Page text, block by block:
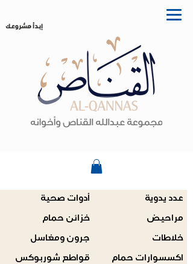
إبدأ مشروعك
أدوات صحية
خزائن حمام
جرون ومغاسل
قواطع شوربوكس
عدد يدوية
مراحيض
خلاطات
اكسسوارات حمام